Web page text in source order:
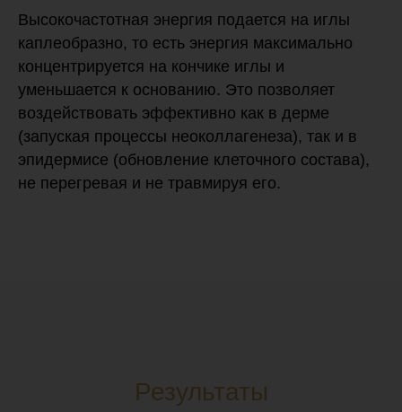
Высокочастотная энергия подается на иглы
каплеобразно, то есть энергия максимально
концентрируется на кончике иглы и
уменьшается к основанию. Это позволяет
воздействовать эффективно как в дерме
(запуская процессы неоколлагенеза), так и в
эпидермисе (обновление клеточного состава),
не перегревая и не травмируя его.
Результаты